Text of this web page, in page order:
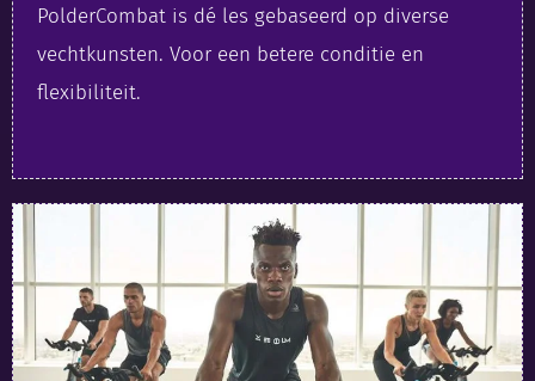
PolderCombat is dé les gebaseerd op diverse
vechtkunsten. Voor een betere conditie en
flexibiliteit.